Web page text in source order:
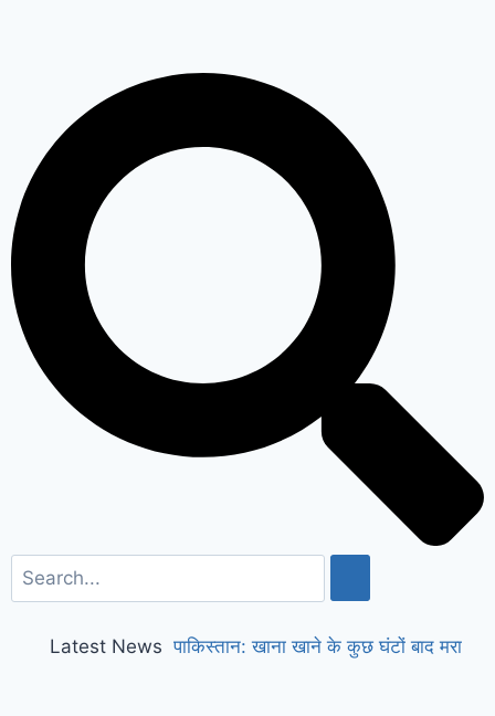
Latest News पाकिस्तान: खाना खाने के कुछ घंटों बाद मरा